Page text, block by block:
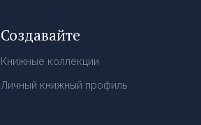
Создавайте
Книжные коллекции
Личный книжный профиль